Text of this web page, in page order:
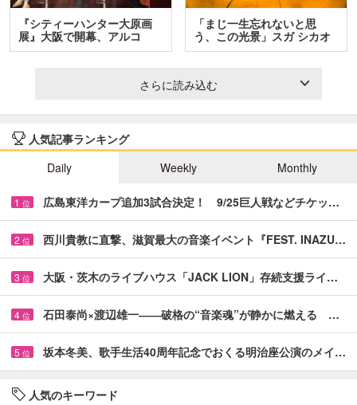
『シティーハンター大原画
展』大阪で開幕、アルコ
＆…
「まじ一生忘れないと思
う、この光景」スガ シカオ
と…
さらに読み込む
人気記事ランキング
Daily
Weekly Monthly
1 位 広島東洋カープ追加3試合決定！ 9/25巨人戦などチケッ…
2 位 西川貴教に直撃、滋賀最大の音楽イベント『FEST. INAZU…
3 位 大阪・茨木のライブハウス「JACK LION」存続支援ライ…
4 位 石田泰尚×渡辺雄一――破格の“音楽魂”が静かに燃える …
5 位 坂本冬美、歌手生活40周年記念でおくる明治座公演のメイ…
人気のキーワード